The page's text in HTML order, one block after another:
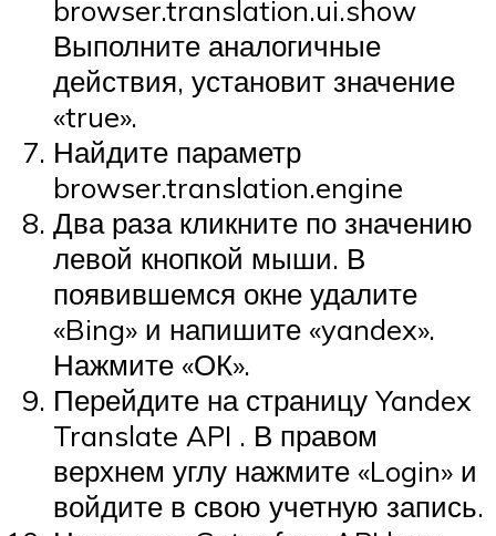
browser.translation.ui.show
Выполните аналогичные
действия, установит значение
«true».
Найдите параметр
browser.translation.engine
Два раза кликните по значению
левой кнопкой мыши. В
появившемся окне удалите
«Bing» и напишите «yandex».
Нажмите «ОК».
Перейдите на страницу Yandex
Translate API . В правом
верхнем углу нажмите «Login» и
войдите в свою учетную запись.